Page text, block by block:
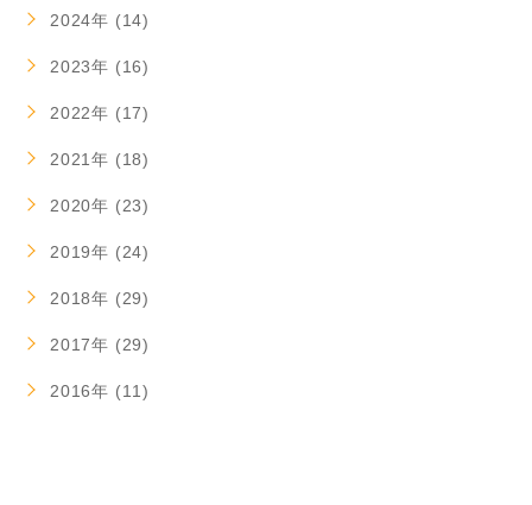
2024年 (14)
2023年 (16)
2022年 (17)
2021年 (18)
2020年 (23)
2019年 (24)
2018年 (29)
2017年 (29)
2016年 (11)